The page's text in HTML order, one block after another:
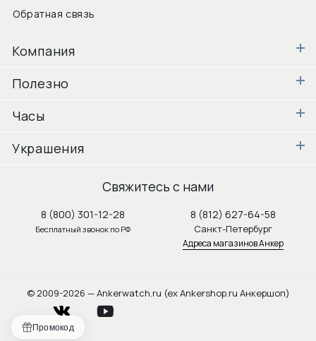
Промокод
Обратная связь
Компания
Полезно
Часы
Украшения
Свяжитесь с нами
8 (800) 301-12-28
Бесплатный звонок по РФ
8 (812) 627-64-58
Санкт-Петербург
Адреса магазинов Анкер
© 2009-2026 — Ankerwatch.ru (ex Ankershop.ru Анкершоп)
vkontakte youtube